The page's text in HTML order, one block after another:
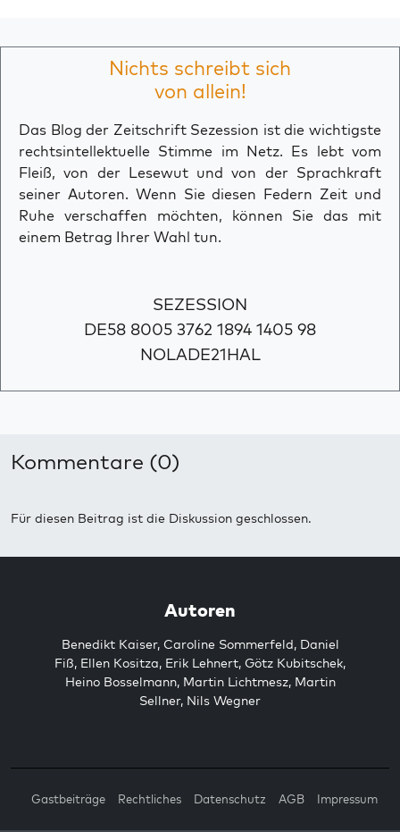
Nichts schreibt sich
von allein!
Das Blog der Zeitschrift Sezession ist die wichtigste
rechtsintellektuelle Stimme im Netz. Es lebt vom
Fleiß, von der Lesewut und von der Sprachkraft
seiner Autoren. Wenn Sie diesen Federn Zeit und
Ruhe verschaffen möchten, können Sie das mit
einem Betrag Ihrer Wahl tun.
SEZESSION
DE58 8005 3762 1894 1405 98
NOLADE21HAL
Kommentare (0)
Für diesen Beitrag ist die Diskussion geschlossen.
Autoren
Benedikt Kaiser, Caroline Sommerfeld, Daniel
Fiß, Ellen Kositza, Erik Lehnert, Götz Kubitschek,
Heino Bosselmann, Martin Lichtmesz, Martin
Sellner, Nils Wegner
Gastbeiträge Rechtliches Datenschutz AGB Impressum